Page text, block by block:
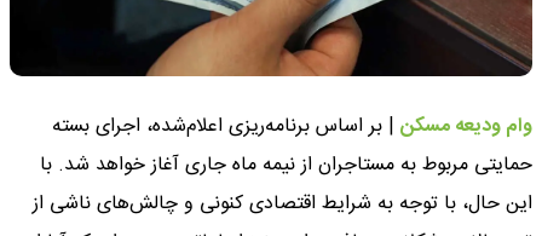
وام ودیعه مسکن | بر اساس برنامه‌ریزی اعلام‌شده، اجرای بسته
حمایتی مربوط به مستاجران از نیمه ماه جاری آغاز خواهد شد. با
این حال، با توجه به شرایط اقتصادی کنونی و چالش‌های ناشی از